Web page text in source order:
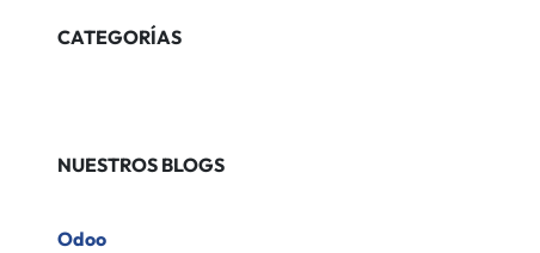
CATEGORÍAS
NUESTROS BLOGS
Odoo